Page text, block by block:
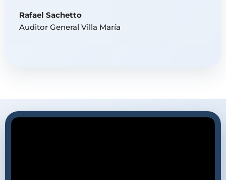
Rafael Sachetto
Auditor General Villa María